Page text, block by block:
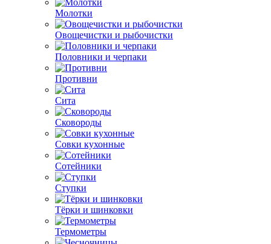
Молотки
Овощечистки и рыбочистки
Половники и черпаки
Противни
Сита
Сковороды
Совки кухонные
Сотейники
Ступки
Тёрки и шинковки
Термометры